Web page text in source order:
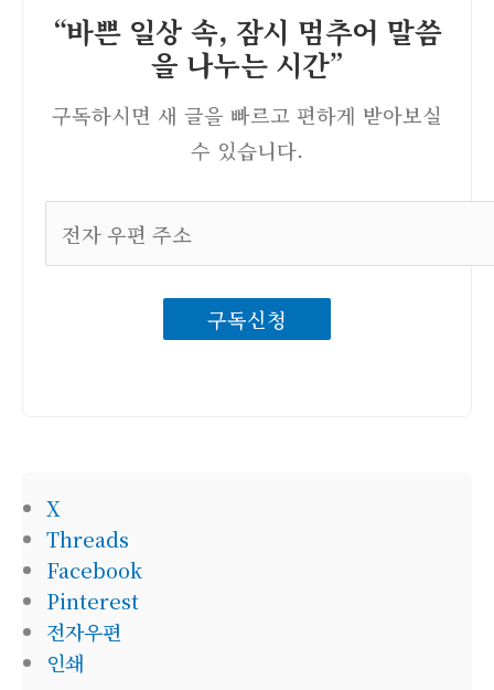
“바쁜 일상 속, 잠시 멈추어 말씀
을 나누는 시간”
구독하시면 새 글을 빠르고 편하게 받아보실
수 있습니다.
구독신청
X
Threads
Facebook
Pinterest
전자우편
인쇄